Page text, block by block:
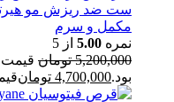
ست ضد ریزش مو
مکمل و سرم
نمره 5.00 از 5
5,200,000 تومان
بود.4,700,000 تومانقیمت